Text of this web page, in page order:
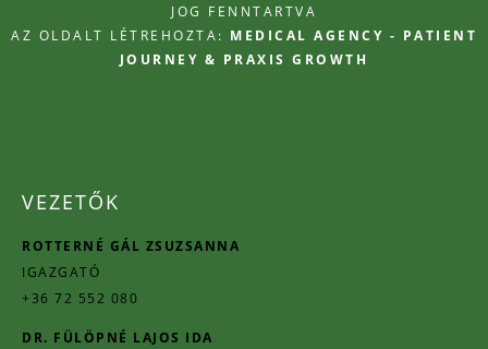
JOG FENNTARTVA
AZ OLDALT LÉTREHOZTA: MEDICAL AGENCY - PATIENT
JOURNEY & PRAXIS GROWTH
VEZETŐK
ROTTERNÉ GÁL ZSUZSANNA
IGAZGATÓ
+36 72 552 080
DR. FÜLÖPNÉ LAJOS IDA